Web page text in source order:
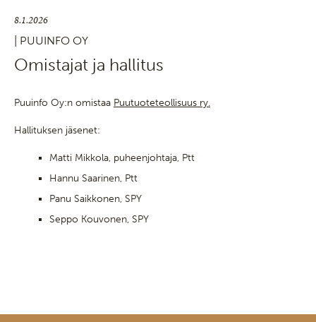
8.1.2026
| PUUINFO OY
Omistajat ja hallitus
Puuinfo Oy:n omistaa Puutuoteteollisuus ry.
Hallituksen jäsenet:
Matti Mikkola, puheenjohtaja, Ptt
Hannu Saarinen, Ptt
Panu Saikkonen, SPY
Seppo Kouvonen, SPY